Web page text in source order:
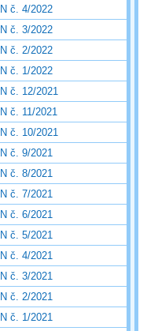
č. 4/2022
č. 3/2022
č. 2/2022
č. 1/2022
č. 12/2021
č. 11/2021
č. 10/2021
č. 9/2021
č. 8/2021
č. 7/2021
č. 6/2021
č. 5/2021
č. 4/2021
č. 3/2021
č. 2/2021
č. 1/2021